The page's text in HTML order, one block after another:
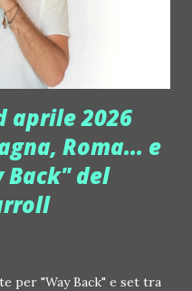
orchestrale crea
aprile 2026
Roma... e
Back" del
per "Way Back" e set tra